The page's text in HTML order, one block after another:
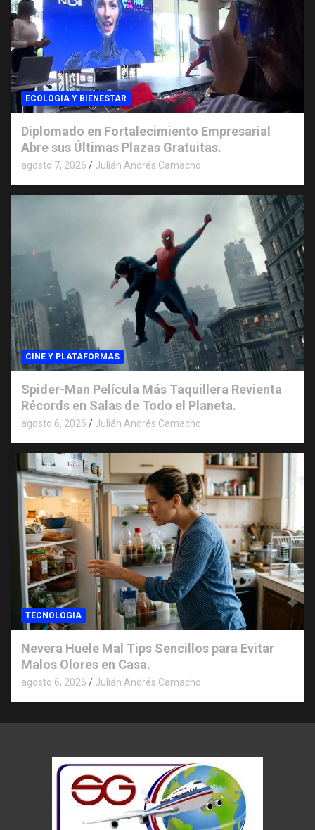
ECOLOGIA Y BIENESTAR
Diplomado en Fortalecimiento Empresarial
Abre sus Últimas Plazas Gratuitas.
agosto 7, 2026 Julián Andrés Camacho
CINE Y PLATAFORMAS
Spider-Man Película Más Taquillera Revienta
Récords en Salas de Todo el Planeta.
agosto 6, 2026 Julián Andrés Camacho
TECNOLOGIA
Nevera Huele Mal Tips Sencillos para Evitar
Malos Olores en Casa.
agosto 6, 2026 Julián Andrés Camacho